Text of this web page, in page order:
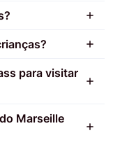
para visitar
Marseille